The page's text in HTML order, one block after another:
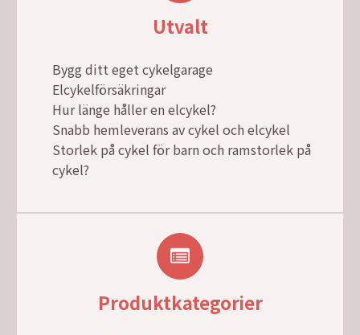
Utvalt
Bygg ditt eget cykelgarage
Elcykelförsäkringar
Hur länge håller en elcykel?
Snabb hemleverans av cykel och elcykel
Storlek på cykel för barn och ramstorlek på
cykel?
Produktkategorier